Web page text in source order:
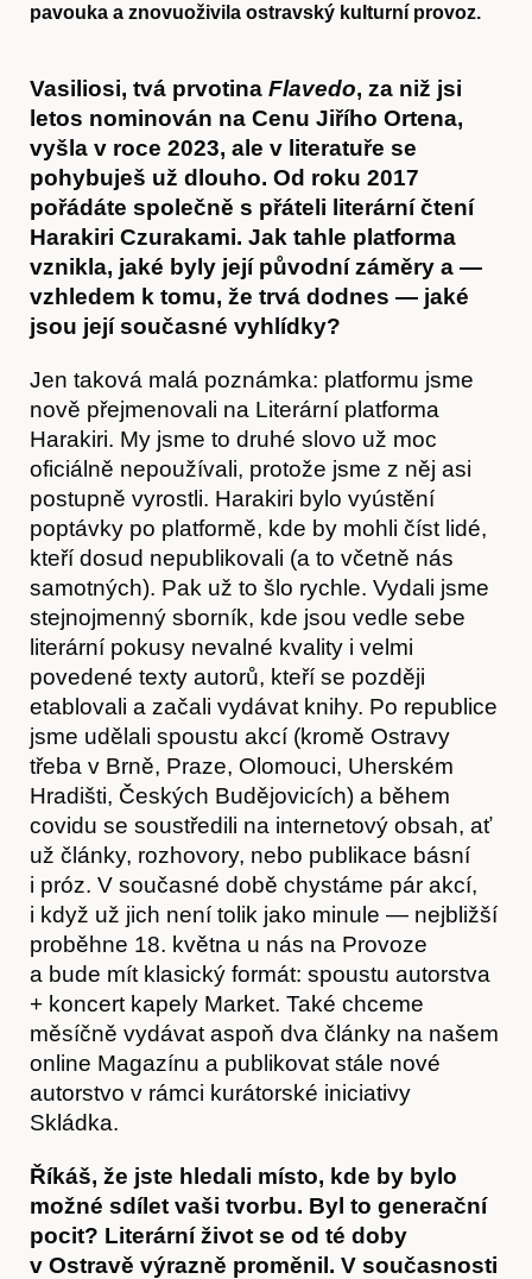
pavouka a znovuoživila ostravský kulturní provoz.
Vasiliosi, tvá prvotina Flavedo, za niž jsi
letos nominován na Cenu Jiřího Ortena,
vyšla v roce 2023, ale v literatuře se
pohybuješ už dlouho. Od roku 2017
pořádáte společně s přáteli literární čtení
Harakiri Czurakami. Jak tahle platforma
vznikla, jaké byly její původní záměry a —
vzhledem k tomu, že trvá dodnes — jaké
jsou její současné vyhlídky?
Jen taková malá poznámka: platformu jsme
nově přejmenovali na Literární platforma
Harakiri. My jsme to druhé slovo už moc
oficiálně nepoužívali, protože jsme z něj asi
postupně vyrostli. Harakiri bylo vyústění
poptávky po platformě, kde by mohli číst lidé,
kteří dosud nepublikovali (a to včetně nás
samotných). Pak už to šlo rychle. Vydali jsme
stejnojmenný sborník, kde jsou vedle sebe
literární pokusy nevalné kvality i velmi
povedené texty autorů, kteří se později
etablovali a začali vydávat knihy. Po republice
jsme udělali spoustu akcí (kromě Ostravy
třeba v Brně, Praze, Olomouci, Uherském
Hradišti, Českých Budějovicích) a během
covidu se soustředili na internetový obsah, ať
už články, rozhovory, nebo publikace básní
i próz. V současné době chystáme pár akcí,
i když už jich není tolik jako minule — nejbližší
proběhne 18. května u nás na Provoze
a bude mít klasický formát: spoustu autorstva
+ koncert kapely Market. Také chceme
měsíčně vydávat aspoň dva články na našem
online Magazínu a publikovat stále nové
autorstvo v rámci kurátorské iniciativy
Skládka.
Říkáš, že jste hledali místo, kde by bylo
možné sdílet vaši tvorbu. Byl to generační
pocit? Literární život se od té doby
v Ostravě výrazně proměnil. V současnosti